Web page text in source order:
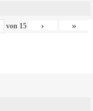
von 15 › »